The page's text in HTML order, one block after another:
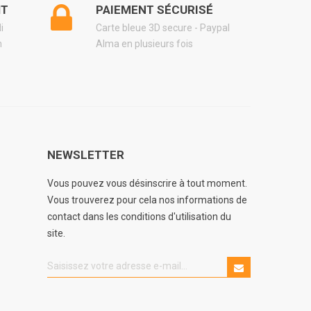
le circuit d'eau plus pratique, plus propre et plus fiable
van ?
d'usage, la fiabilité de l'installation et la simplicité au
PAIEMENT SÉCURISÉ
Carte bleue 3D secure - Paypal
Alma en plusieurs fois
NEWSLETTER
Vous pouvez vous désinscrire à tout moment.
Vous trouverez pour cela nos informations de
contact dans les conditions d'utilisation du
site.